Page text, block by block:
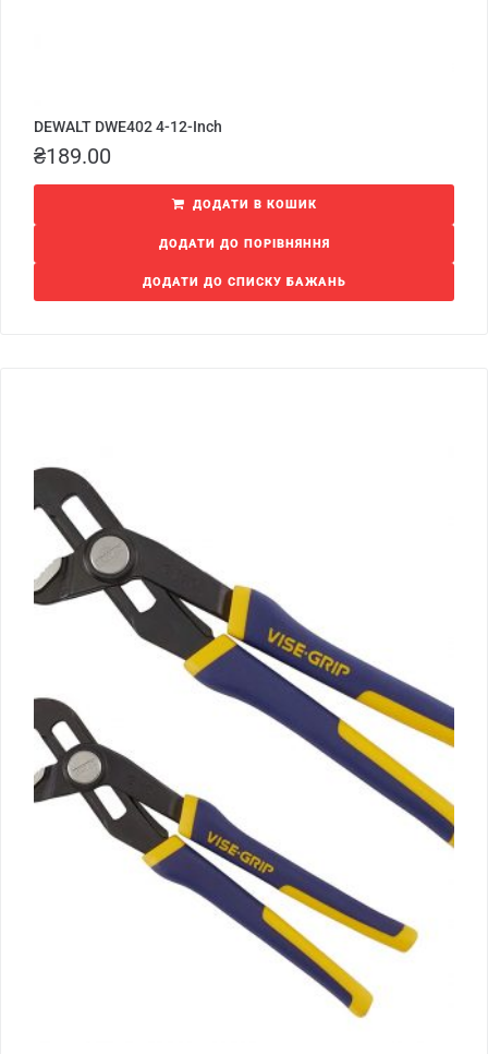
DEWALT DWE402 4-12-Inch
₴189.00
ДОДАТИ В КОШИК
ДОДАТИ ДО ПОРІВНЯННЯ
ДОДАТИ ДО СПИСКУ БАЖАНЬ